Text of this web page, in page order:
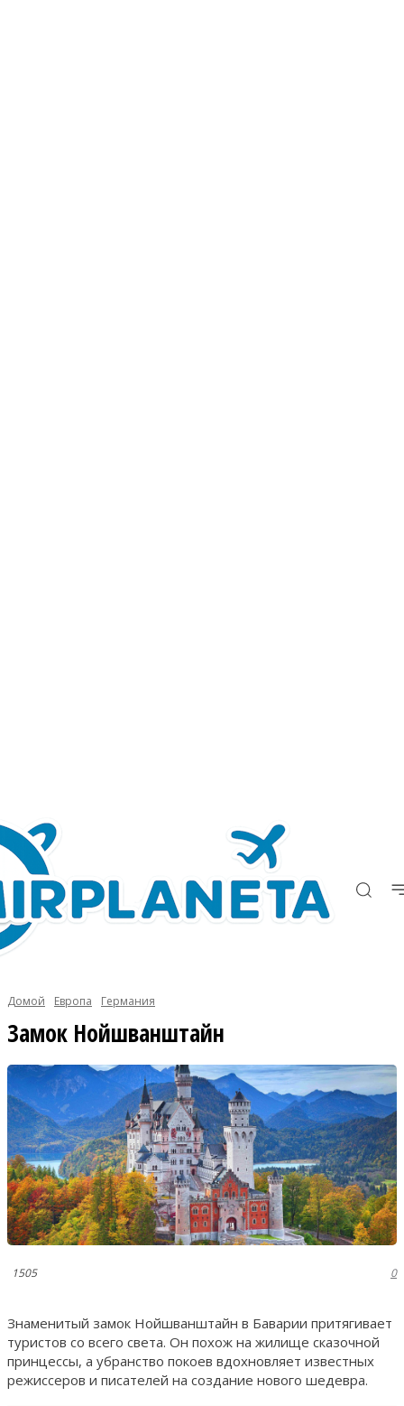
Домой Европа Германия
Замок Нойшванштайн
1505 0
Знаменитый замок Нойшванштайн в Баварии притягивает
туристов со всего света. Он похож на жилище сказочной
принцессы, а убранство покоев вдохновляет известных
режиссеров и писателей на создание нового шедевра.